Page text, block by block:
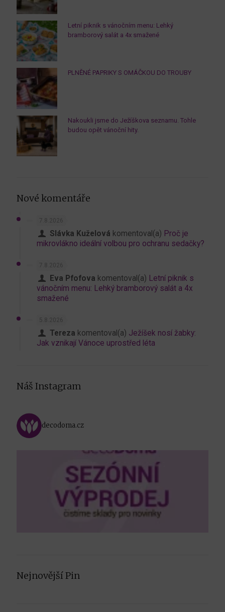
Letní piknik s vánočním menu: Lehký
bramborový salát a 4x smažené
PLNĚNÉ PAPRIKY S OMÁČKOU DO TROUBY
Nakoukli jsme do Ježíškova seznamu. Tohle
budou opět vánoční hity.
Nové komentáře
7.8.2026
Slávka Kuželová komentoval(a) Proč je
mikrovlákno ideální volbou pro ochranu sedačky?
7.8.2026
Eva Pfofova komentoval(a) Letní piknik s
vánočním menu: Lehký bramborový salát a 4x
smažené
5.8.2026
Tereza komentoval(a) Ježíšek nosí žabky:
Jak vznikají Vánoce uprostřed léta
Náš Instagram
decodoma.cz
Nejnovější Pin